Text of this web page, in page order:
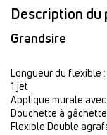
Description du
Grandsire
Longueur du flexible :
1 jet
Applique murale
Douchette à
Flexible Double